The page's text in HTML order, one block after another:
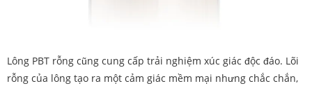
Lông PBT rỗng cũng cung cấp trải nghiệm xúc giác độc đáo. Lõi
rỗng của lông tạo ra một cảm giác mềm mại nhưng chắc chắn,